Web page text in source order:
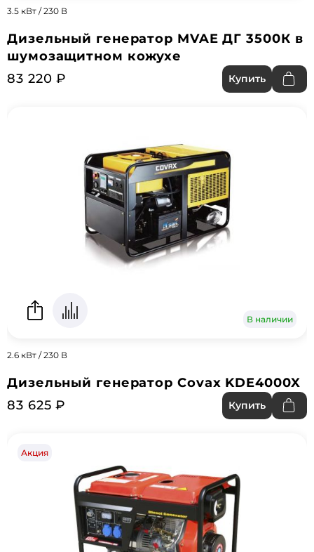
3.5 кВт / 230 В
Дизельный генератор MVAE ДГ 3500К в
шумозащитном кожухе
83 220 ₽
Купить
В наличии
2.6 кВт / 230 В
Дизельный генератор Covax KDE4000X
83 625 ₽
Купить
Акция